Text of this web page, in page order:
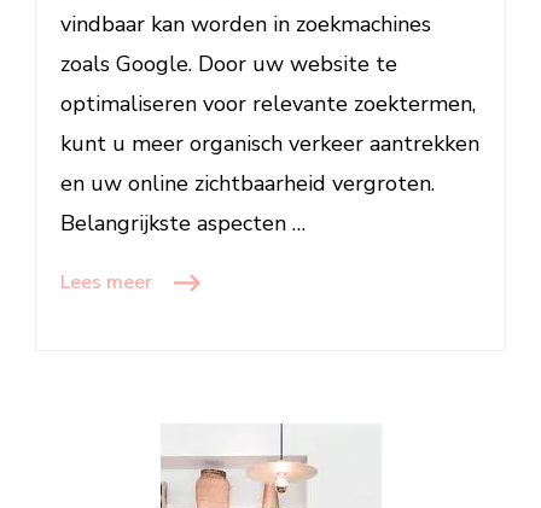
vindbaar kan worden in zoekmachines
zoals Google. Door uw website te
optimaliseren voor relevante zoektermen,
kunt u meer organisch verkeer aantrekken
en uw online zichtbaarheid vergroten.
Belangrijkste aspecten …
Lees meer